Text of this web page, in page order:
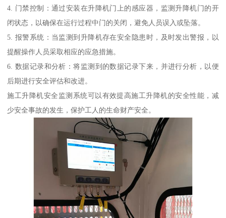
4. 门禁控制：通过安装在升降机门上的感应器，监测升降机门的开
闭状态，以确保在运行过程中门的关闭，避免人员误入或坠落。
5. 报警系统：当监测到升降机存在安全隐患时，及时发出警报，以
提醒操作人员采取相应的应急措施。
6. 数据记录和分析：将监测到的数据记录下来，并进行分析，以便
后期进行安全评估和改进。
施工升降机安全监测系统可以有效提高施工升降机的安全性能，减
少安全事故的发生，保护工人的生命财产安全。